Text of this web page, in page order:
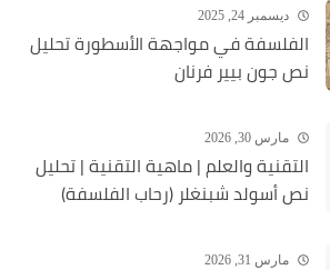
ديسمبر 24, 2025
الفلسفة في مواجهة الأسطورة تحليل
نص جون بيير فرنان
مارس 30, 2026
التقنية والعلم | ماهية التقنية | تحلیل
نص أسولد شبنغلر (رحاب الفلسفة)
مارس 31, 2026